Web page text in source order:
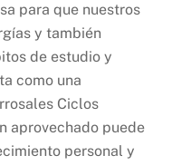
para que nuestros
y también
de estudio y
como una
Ciclos
aprovechado puede
personal y